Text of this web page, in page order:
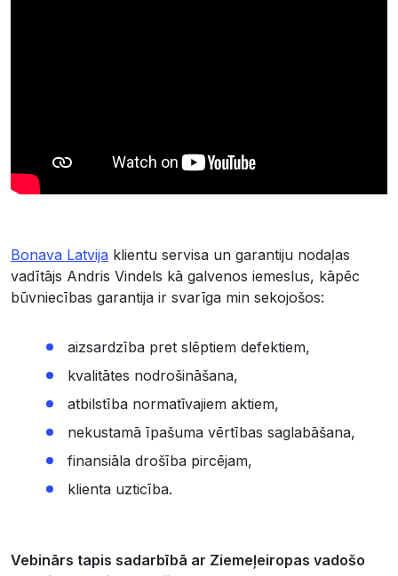
Bonava Latvija klientu servisa un garantiju nodaļas
vadītājs Andris Vindels kā galvenos iemeslus, kāpēc
būvniecības garantija ir svarīga min sekojošos:
aizsardzība pret slēptiem defektiem,
kvalitātes nodrošināšana,
atbilstība normatīvajiem aktiem,
nekustamā īpašuma vērtības saglabāšana,
finansiāla drošība pircējam,
klienta uzticība.
Vebinārs tapis sadarbībā ar Ziemeļeiropas vadošo